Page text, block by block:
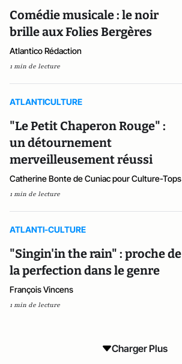
Comédie musicale : le noir
brille aux Folies Bergères
Atlantico Rédaction
1 min de lecture
ATLANTICULTURE
"Le Petit Chaperon Rouge" :
un détournement
merveilleusement réussi
Catherine Bonte de Cuniac pour Culture-Tops
1 min de lecture
ATLANTI-CULTURE
"Singin'in the rain" : proche de
la perfection dans le genre
François Vincens
1 min de lecture
Charger Plus